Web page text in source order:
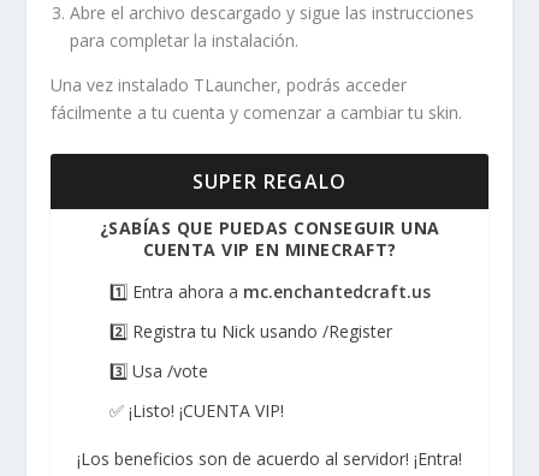
Abre el archivo descargado y sigue las instrucciones
para completar la instalación.
Una vez instalado TLauncher, podrás acceder
fácilmente a tu cuenta y comenzar a cambiar tu skin.
SUPER REGALO
¿SABÍAS QUE PUEDAS CONSEGUIR UNA
CUENTA VIP EN MINECRAFT?
1️⃣ Entra ahora a mc.enchantedcraft.us
2️⃣ Registra tu Nick usando /Register
3️⃣ Usa /vote
✅ ¡Listo! ¡CUENTA VIP!
¡Los beneficios son de acuerdo al servidor! ¡Entra!